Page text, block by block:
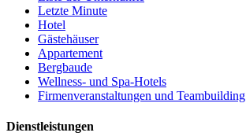
Letzte Minute
Hotel
Gästehäuser
Appartement
Bergbaude
Wellness- und Spa-Hotels
Firmenveranstaltungen und Teambuilding
Dienstleistungen